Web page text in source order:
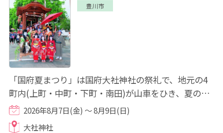
豊川市
「国府夏まつり」は国府大社神社の祭礼で、地元の4
町内(上町・中町・下町・南田)が山車をひき、夏の炎
天下の中を練り歩きます。 特に「歌舞伎行列...
2026年8月7日(金) ～ 8月9日(日)
大社神社